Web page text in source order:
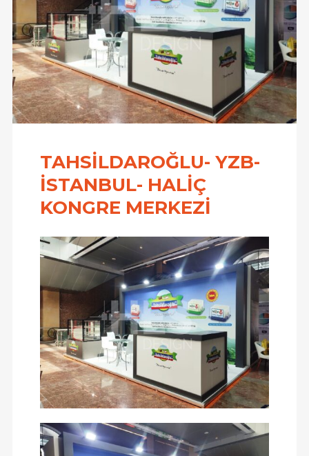
TAHSİLDAROĞLU- YZB-
İSTANBUL- HALİÇ
KONGRE MERKEZİ